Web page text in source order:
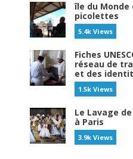
île du Monde
picolettes
5.4k Views
Fiches
réseau de
et des
1.5k Views
Le Lavage
à Paris
3.9k Views